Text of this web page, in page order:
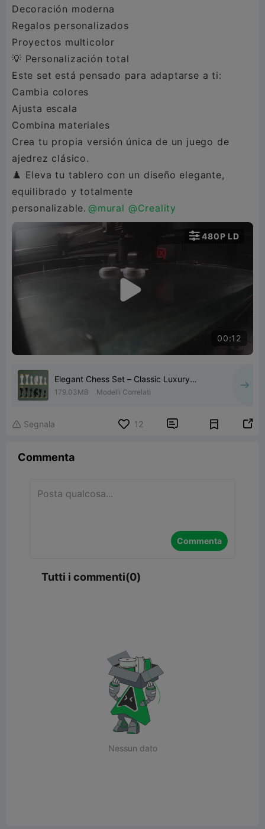
Decoración moderna
Regalos personalizados
Proyectos multicolor
💡 Personalización total
Este set está pensado para adaptarse a ti:
Cambia colores
Ajusta escala
Combina materiales
Crea tu propia versión única de un juego de
ajedrez clásico.
♟️ Eleva tu tablero con un diseño elegante,
equilibrado y totalmente
personalizable. @mural @Creality
00:12

480P LD
Elegant Chess Set – Classic Luxury
Staunton Style Pieces
179.03MB Modelli Correlati
 Segnala 12  
Commenta
Commenta
Tutti i commenti(0)
Nessun dato